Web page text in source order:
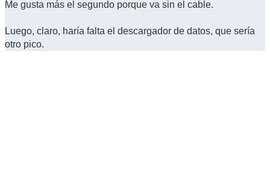
Me gusta más el segundo porque va sin el cable.
Luego, claro, haría falta el descargador de datos, que sería
otro pico.